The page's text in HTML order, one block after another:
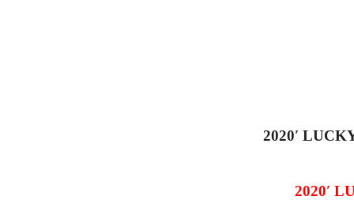
2020′
2020′